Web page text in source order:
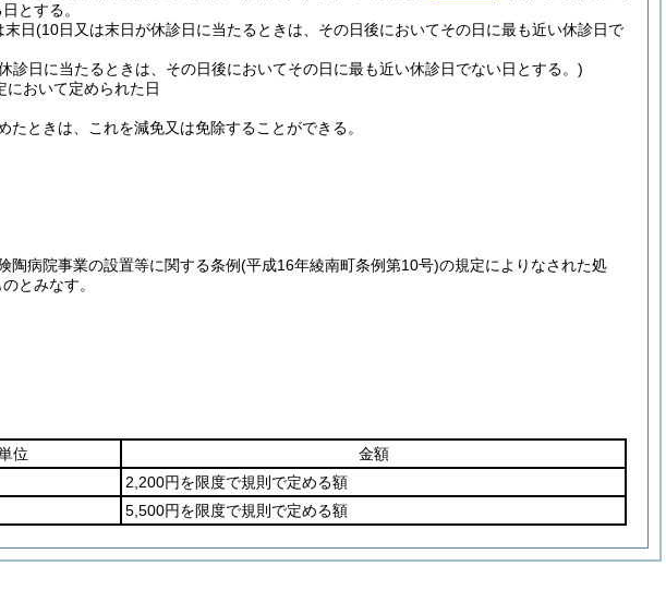
とする。
日(10日又は末日が休診日に当たるときは、その日後においてその日に最も近い休診日で
診日に当たるときは、その日後においてその日に最も近い休診日でない日とする。)
おいて定められた日
ときは、これを減免又は免除することができる。
陶病院事業の設置等に関する条例(平成16年綾南町条例第10号)の規定によりなされた処
とみなす。
位
金額
2,200円を限度で規則で定める額
5,500円を限度で規則で定める額